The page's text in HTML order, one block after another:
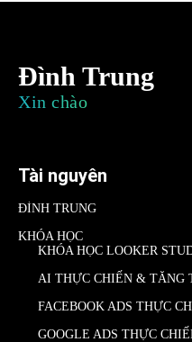
Đình Trung
Xin chào
Tài nguyên
ĐÌNH TRUNG
KHÓA HỌC
KHÓA HỌC LOOKER
AI THỰC CHIẾN & TĂNG
FACEBOOK ADS THỰC
GOOGLE ADS THỰC